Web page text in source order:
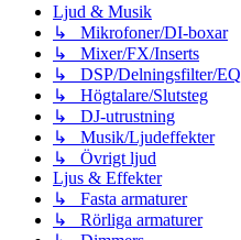
Ljud & Musik
↳ Mikrofoner/DI-boxar
↳ Mixer/FX/Inserts
↳ DSP/Delningsfilter/EQ
↳ Högtalare/Slutsteg
↳ DJ-utrustning
↳ Musik/Ljudeffekter
↳ Övrigt ljud
Ljus & Effekter
↳ Fasta armaturer
↳ Rörliga armaturer